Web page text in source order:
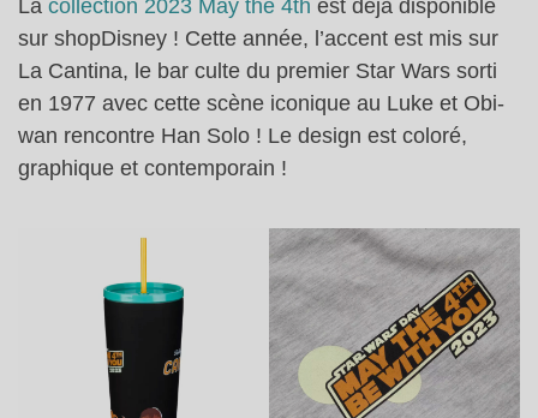
La collection 2023 May the 4th est déjà disponible
sur shopDisney ! Cette année, l’accent est mis sur
La Cantina, le bar culte du premier Star Wars sorti
en 1977 avec cette scène iconique au Luke et Obi-
wan rencontre Han Solo ! Le design est coloré,
graphique et contemporain !